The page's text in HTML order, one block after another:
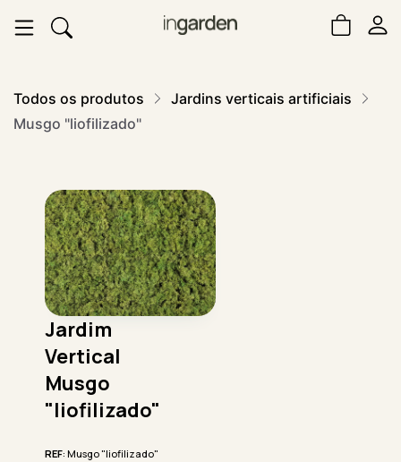
Todos os produtos
Jardins verticais artificiais
Musgo "liofilizado"
Jardim
Vertical
Musgo
"liofilizado"
REF: Musgo "liofilizado"